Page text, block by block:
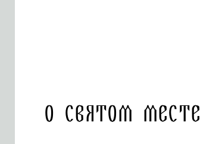
О святом месте